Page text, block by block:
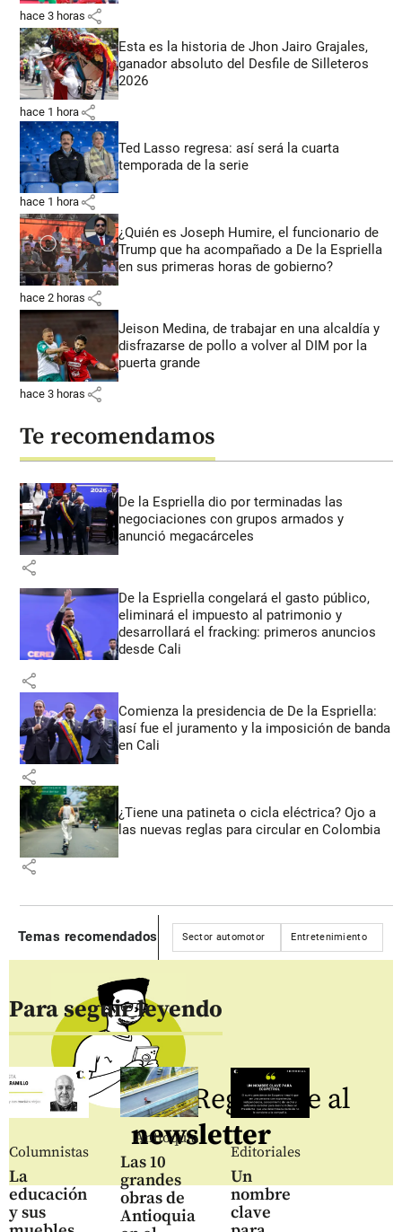
hace 3 horas share
Esta es la historia de Jhon Jairo Grajales,
ganador absoluto del Desfile de Silleteros
2026
hace 1 hora share
Ted Lasso regresa: así será la cuarta
temporada de la serie
hace 1 hora share
¿Quién es Joseph Humire, el funcionario de
Trump que ha acompañado a De la Espriella
en sus primeras horas de gobierno?
hace 2 horas share
Jeison Medina, de trabajar en una alcaldía y
disfrazarse de pollo a volver al DIM por la
puerta grande
hace 3 horas share
Te recomendamos
De la Espriella dio por terminadas las
negociaciones con grupos armados y
anunció megacárceles
share
De la Espriella congelará el gasto público,
eliminará el impuesto al patrimonio y
desarrollará el fracking: primeros anuncios
desde Cali
share
Comienza la presidencia de De la Espriella:
así fue el juramento y la imposición de banda
en Cali
share
¿Tiene una patineta o cicla eléctrica? Ojo a
las nuevas reglas para circular en Colombia
share
Temas recomendados Sector automotor Entretenimiento
Para seguir leyendo
Columnistas
La
educación
y sus
Antioquia
Las 10
grandes
obras de
Antioquia
Editoriales
Un
nombre
clave
Regístrate al
newsletter